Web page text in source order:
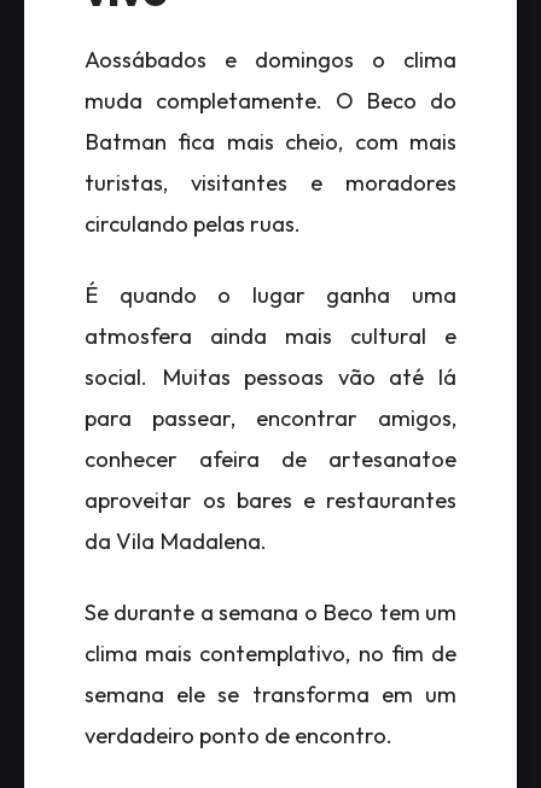
Aossábados e domingos o clima
muda completamente. O Beco do
Batman fica mais cheio, com mais
turistas, visitantes e moradores
circulando pelas ruas.
É quando o lugar ganha uma
atmosfera ainda mais cultural e
social. Muitas pessoas vão até lá
para passear, encontrar amigos,
conhecer afeira de artesanatoe
aproveitar os bares e restaurantes
da Vila Madalena.
Se durante a semana o Beco tem um
clima mais contemplativo, no fim de
semana ele se transforma em um
verdadeiro ponto de encontro.